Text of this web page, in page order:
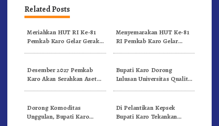
Related Posts
Meriahkan HUT RI Ke-81
Pemkab Karo Gelar Gerak
Menyemarakan HUT Ke-81
RI Pemkab Karo Gelar
Desember 2027 Pemkab
Karo Akan Serahkan Aset
Bupati Karo Dorong
Lulusan Universitas Quality
Dorong Komoditas
Unggulan, Bupati Karo
Di Pelantikan Kepsek
Bupati Karo Tekankan